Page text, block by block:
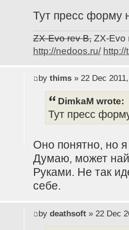
Тут пресс форму
ZX-Evo rev B,ZX-Evo
http://nedoos.ru/
by thims» 22 Dec
DimkaM wrote:
Тут пресс
Оно понятно, но
Думаю, может
Руками. Не так
себе.
by deathsoft» 22 Dec